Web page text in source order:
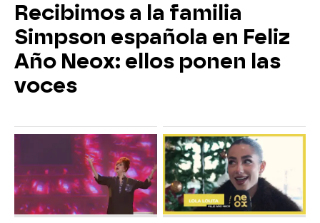
Recibimos a la familia
Simpson española en Feliz
Año Neox: ellos ponen las
voces